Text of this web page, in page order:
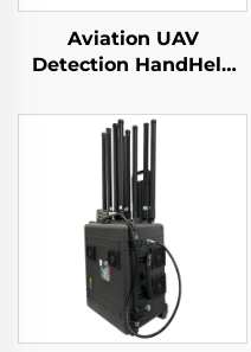
Aviation UAV
Detection HandHeld
Solutions Against
Drones Portable Long
Range Signal Detector
For FPV